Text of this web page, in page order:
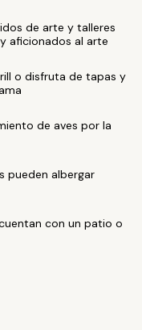
de arte y talleres
aficionados al arte
o disfruta de tapas y
de aves por la
pueden albergar
con un patio o